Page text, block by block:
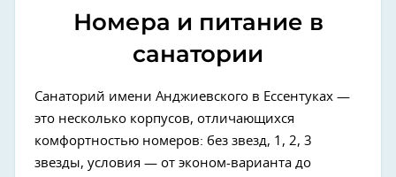
Номера и питание в
санатории
Санаторий имени Анджиевского в Ессентуках —
это несколько корпусов, отличающихся
комфортностью номеров: без звезд, 1, 2, 3
звезды, условия — от эконом-варианта до